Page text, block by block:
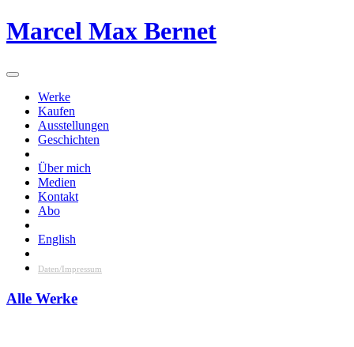
Skip
to
Marcel Max Bernet
Werke
Kaufen
Ausstellungen
Geschichten
Über mich
Medien
Kontakt
Abo
English
Daten/Impressum
Alle Werke